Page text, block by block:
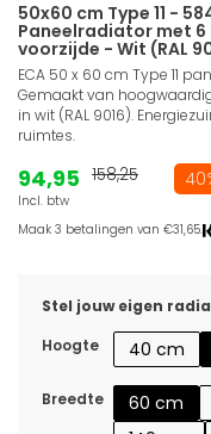
50x60 cm Type 11 -
Paneelradiator met
voorzijde - Wit (RAL
ECA 50 x 60 cm Type 11
Gemaakt van
in wit (RAL 9016).
ruimtes.
94,95
Incl. btw
158,25
Maak 3 betalingen van €31,65.
Stel jouw eigen
Hoogte
40 cm
Breedte 60 cm